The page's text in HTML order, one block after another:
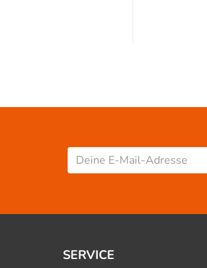
SERVICE